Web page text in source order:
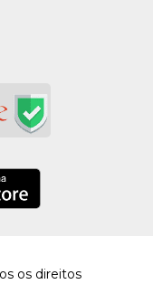
os direitos